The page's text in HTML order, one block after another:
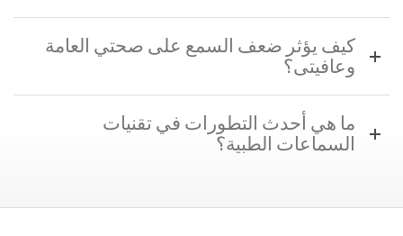
كيف يؤثر ضعف السمع على صحتي العامة
وعافيتى؟
ما هي أحدث التطورات في تقنيات
السماعات الطبية؟